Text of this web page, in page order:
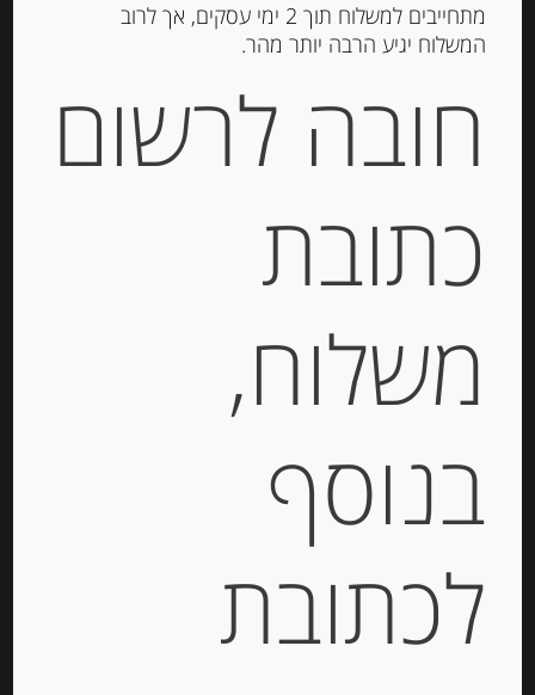
מק"ט:8000404002206
פסטה יבשה ואורז
פסטה דורום סמולינה מביצים
טריות Spinosi Fettuccine
מידע נוסף
מוצרים קשורים
Out of
מתחייבים למשלוח תוך 2 ימי עסקים, אך לרוב
המשלוח יגיע הרבה יותר מהר.
חובה לרשום
כתובת
משלוח,
בנוסף
לכתובת